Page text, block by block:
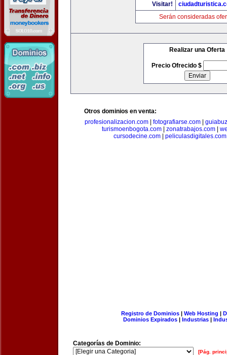
Visitar!
Serán consideradas
Realizar una Oferta
Precio Ofrecido $
Otros dominios en venta:
profesionalizacion.com
fotografiarse.com
turismoenbogota.com
zonatrabajos.com
cursodecine.com
peliculasdigitales.com
Registro de Dominios| Web Hosting |
Dominios Expirados | Industrias |
Categorías de Dominio:
[Pág.